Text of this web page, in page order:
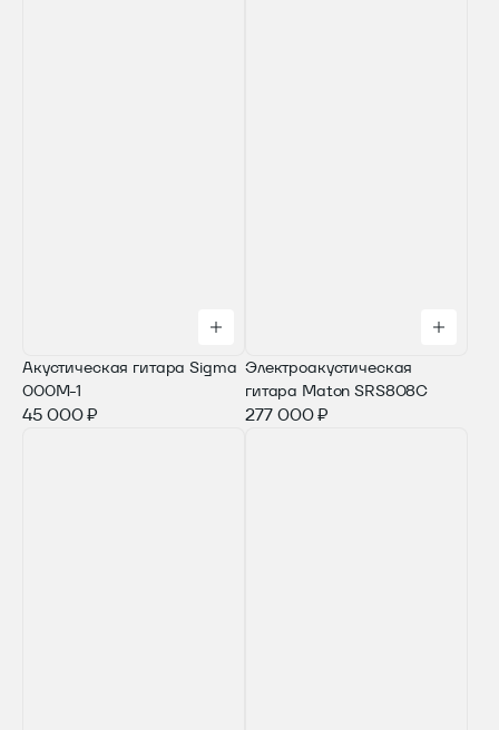
Акустическая гитара Sigma
000M-1
45 000 ₽
Электроакустическая
гитара Maton SRS808C
277 000 ₽